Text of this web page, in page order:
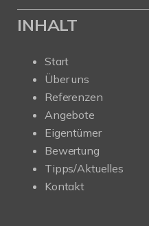
INHALT
Start
Über uns
Referenzen
Angebote
Eigentümer
Bewertung
Tipps/Aktuelles
Kontakt